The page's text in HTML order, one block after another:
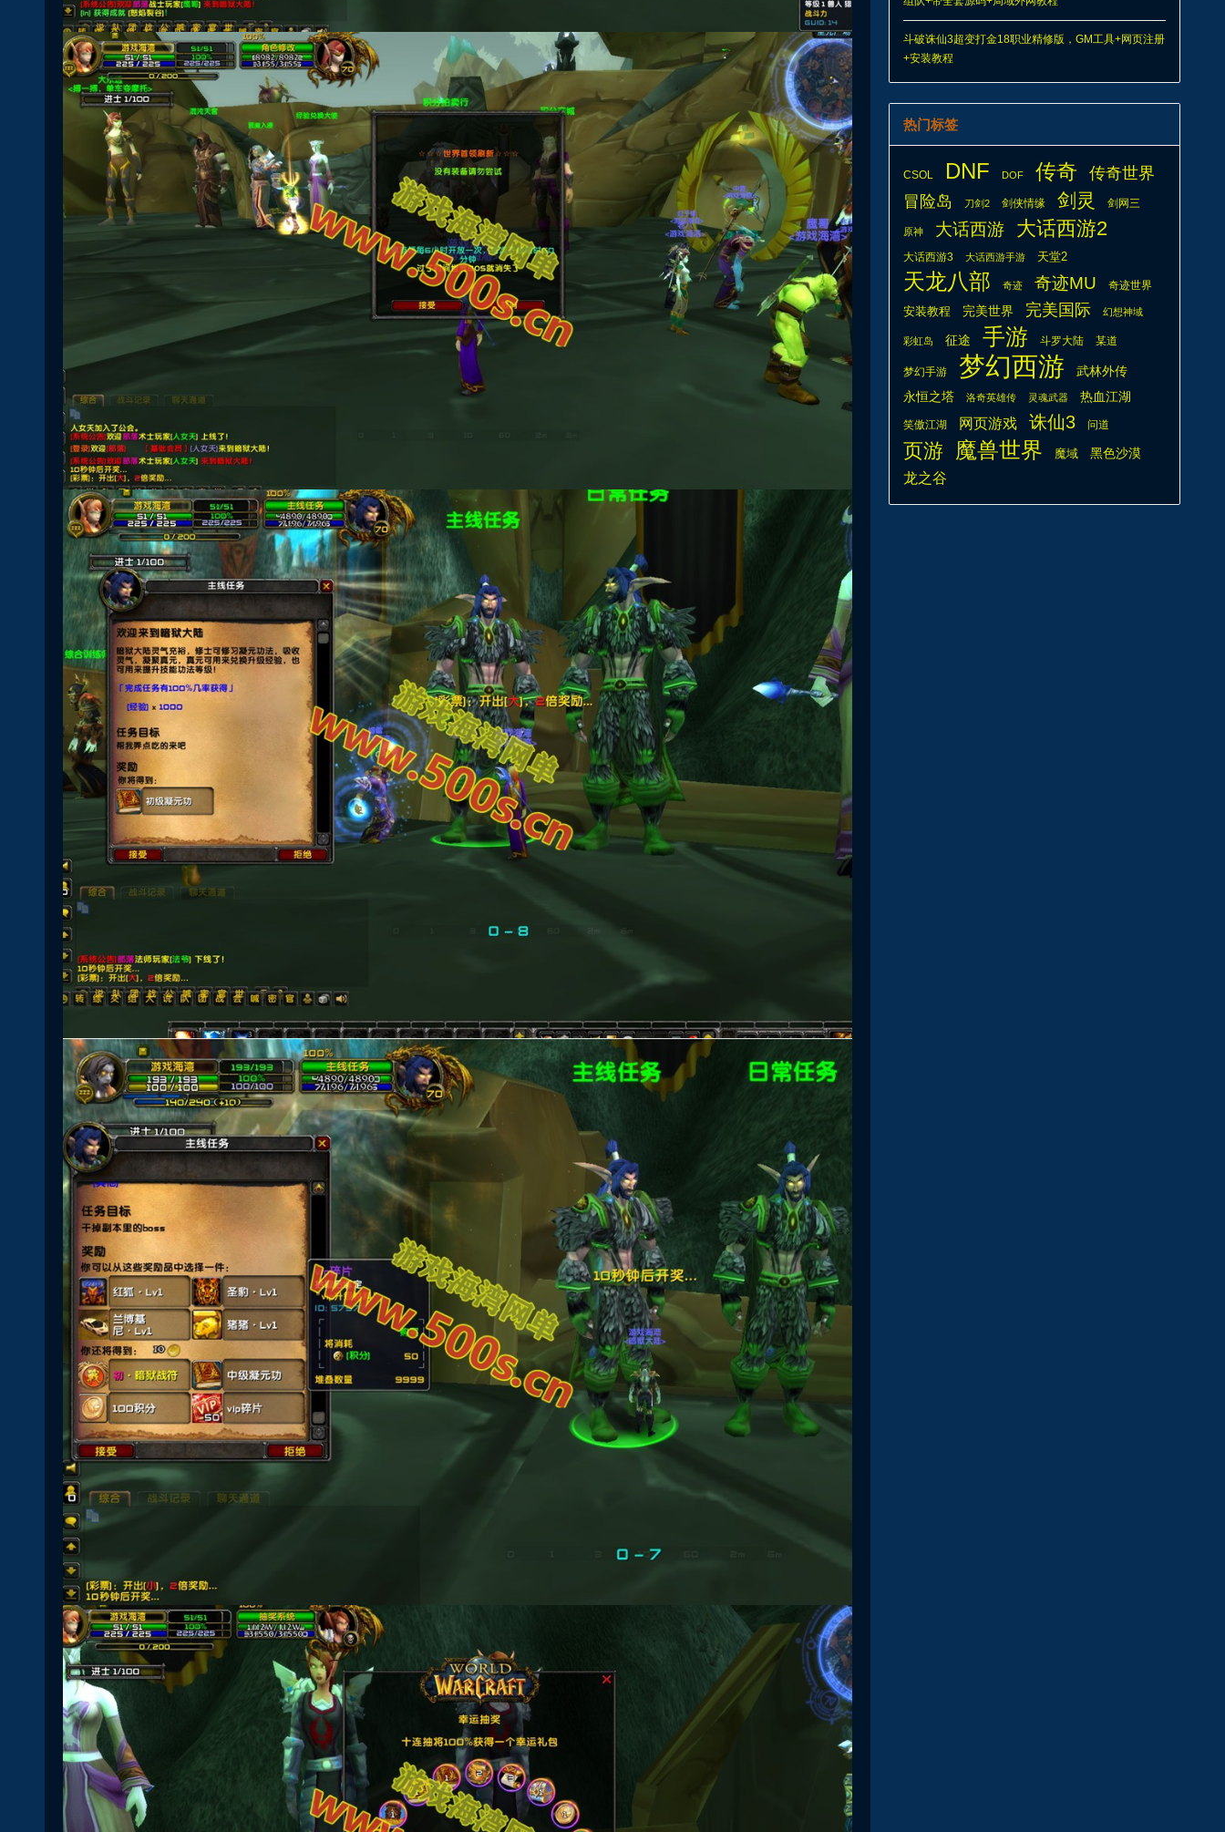
斗破诛仙3超变打金18职业精修版，GM工具+网页注册
+安装教程
热门标签
CSOL DNF DOF 传奇 传奇世界
冒险岛 刀剑2 剑侠情缘 剑灵 剑网三
原神 大话西游 大话西游2
大话西游3 大话西游手游 天堂2
天龙八部 奇迹 奇迹MU 奇迹世界
安装教程 完美世界 完美国际 幻想神域
彩虹岛 征途 手游 斗罗大陆 某道
梦幻手游 梦幻西游
武林外传
永恒之塔
洛奇英雄传 灵魂武器 热血江湖
笑傲江湖 网页游戏 诛仙3 问道
页游 魔兽世界 魔域 黑色沙漠
龙之谷